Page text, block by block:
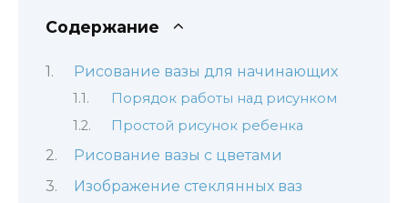
Содержание
Рисование вазы для начинающих
Порядок работы над рисунком
Простой рисунок ребенка
Рисование вазы с цветами
Изображение стеклянных ваз